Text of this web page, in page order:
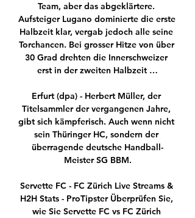
Team, aber das abgeklärtere.
Aufsteiger Lugano dominierte die erste
Halbzeit klar, vergab jedoch alle seine
Torchancen. Bei grosser Hitze von über
30 Grad drehten die Innerschweizer
erst in der zweiten Halbzeit …
Erfurt (dpa) - Herbert Müller, der
Titelsammler der vergangenen Jahre,
gibt sich kämpferisch. Auch wenn nicht
sein Thüringer HC, sondern der
überragende deutsche Handball-
Meister SG BBM.
Servette FC - FC Zürich Live Streams &
H2H Stats - ProTipster Überprüfen Sie,
wie Sie Servette FC vs FC Zürich